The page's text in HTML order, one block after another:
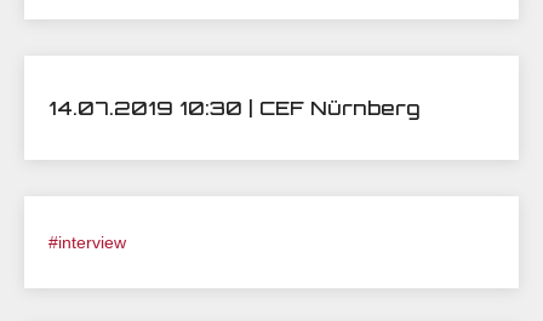
14.07.2019 10:30 | CEF Nürnberg
#interview